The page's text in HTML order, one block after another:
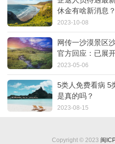
休金有啥新消息？
2023-10-08
网传一沙漠景区
官方回应：已展
2023-05-06
5类人免费看病 5
是真的吗？
2023-08-15
Copyright © 2023 闽